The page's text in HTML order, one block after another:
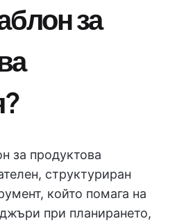
за
за продуктова
структуриран
който помага на
при планирането,